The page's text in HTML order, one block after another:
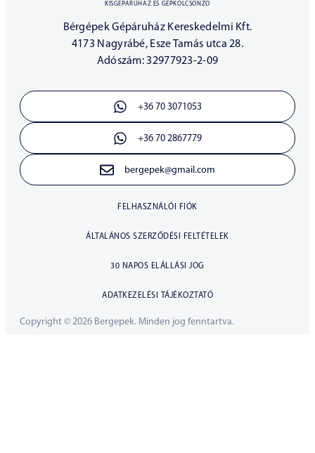
KISGÉPÁRUHÁZ ÉS GÉPKÖLCSÖNZŐ
Bérgépek Gépáruház Kereskedelmi Kft.
4173 Nagyrábé, Esze Tamás utca 28.
Adószám: 32977923-2-09
+36 70 3071053
+36 70 2867779
bergepek@gmail.com
FELHASZNÁLÓI FIÓK
ÁLTALÁNOS SZERZŐDÉSI FELTÉTELEK
30 NAPOS ELÁLLÁSI JOG
ADATKEZELÉSI TÁJÉKOZTATÓ
Copyright © 2026 Bergepek. Minden jog fenntartva.